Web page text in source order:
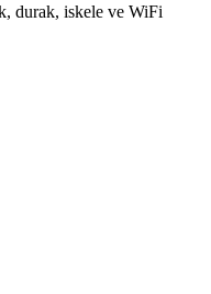
durak, iskele ve WiFi